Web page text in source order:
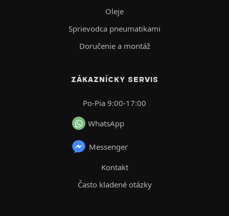
Oleje
Sprievodca pneumatikami
Doručenie a montáž
ZÁKAZNÍCKY SERVIS
Po-Pia 9:00-17:00
WhatsApp
Messenger
Kontakt
Často kladené otázky